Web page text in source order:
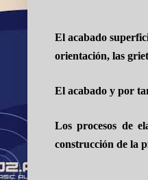
El acabado
orientación, las
El acabado y por
Los procesos de
construcción de la